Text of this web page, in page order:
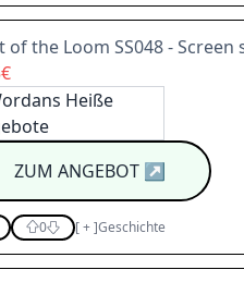
of the Loom SS048 -
ZUM ANGEBOT↗
0 [+]Geschichte